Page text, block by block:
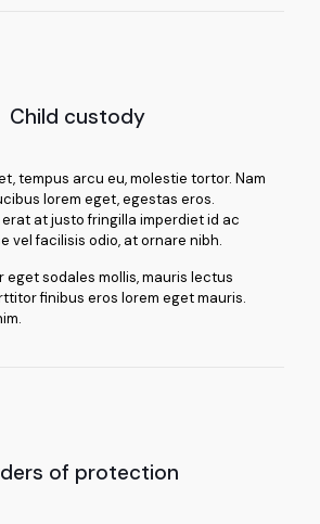
Child custody
tempus arcu eu, molestie tortor. Nam
lorem eget, egestas eros.
at justo fringilla imperdiet id ac
vel facilisis odio, at ornare nibh.
eget sodales mollis, mauris lectus
finibus eros lorem eget mauris.
of protection